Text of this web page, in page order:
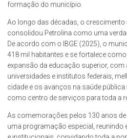
formação do município.
Ao longo das décadas, o crescimento
consolidou Petrolina como uma
De acordo com o IBGE (2025), o
418 mil habitantes e se fortalece
expansão da educação superior, com
universidades e institutos federais,
cidade e os avanços na saúde
como centro de serviços para toda a
As comemorações pelos 130 anos
uma programação especial, reunindo